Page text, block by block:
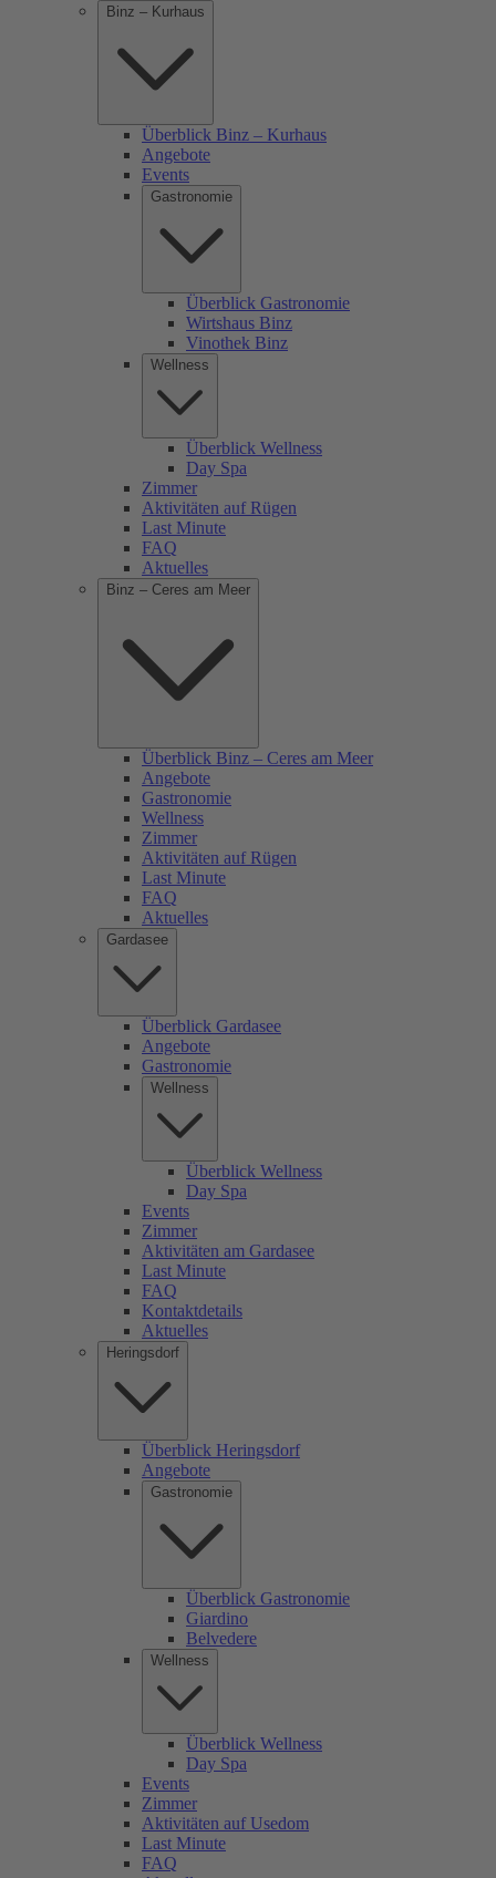
Binz – Kurhaus
Überblick Binz – Kurhaus
Angebote
Events
Gastronomie
Überblick Gastronomie
Wirtshaus Binz
Vinothek Binz
Wellness
Überblick Wellness
Day Spa
Zimmer
Aktivitäten auf Rügen
Last Minute
FAQ
Aktuelles
Binz – Ceres am Meer
Überblick Binz – Ceres am Meer
Angebote
Gastronomie
Wellness
Zimmer
Aktivitäten auf Rügen
Last Minute
FAQ
Aktuelles
Gardasee
Überblick Gardasee
Angebote
Gastronomie
Wellness
Überblick Wellness
Day Spa
Events
Zimmer
Aktivitäten am Gardasee
Last Minute
FAQ
Kontaktdetails
Aktuelles
Heringsdorf
Überblick Heringsdorf
Angebote
Gastronomie
Überblick Gastronomie
Giardino
Belvedere
Wellness
Überblick Wellness
Day Spa
Events
Zimmer
Aktivitäten auf Usedom
Last Minute
FAQ